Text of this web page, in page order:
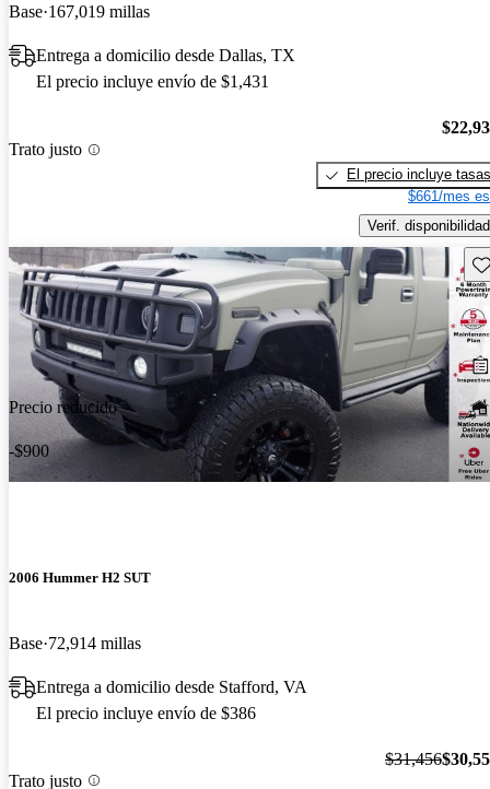
Base 167,019 millas
Entrega a domicilio desde Dallas, TX
El precio incluye envío de $1,431
Trato justo
El precio incluye tasas
$661/mes
Verif. disponibilidad
Precio reducido
-$900
2006 Hummer H2 SUT
Base 72,914 millas
Entrega a domicilio desde Stafford, VA
El precio incluye envío de $386
Trato justo
$31,456